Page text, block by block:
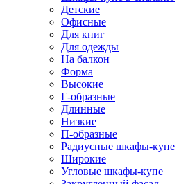
Детские
Офисные
Для книг
Для одежды
На балкон
Форма
Высокие
Г-образные
Длинные
Низкие
П-образные
Радиусные шкафы-купе
Широкие
Угловые шкафы-купе